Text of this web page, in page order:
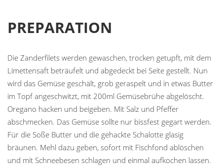
PREPARATION
Die Zanderfilets werden gewaschen, trocken getupft, mit dem
Limettensaft beträufelt und abgedeckt bei Seite gestellt. Nun
wird das Gemüse geschält, grob geraspelt und in etwas Butter
im Topf angeschwitzt, mit 200ml Gemüsebrühe abgelöscht.
Oregano hacken und beigeben. Mit Salz und Pfeffer
abschmecken. Das Gemüse sollte nur bissfest gegart werden.
Für die Soße Butter und die gehackte Schalotte glasig
bräunen. Mehl dazu geben, sofort mit Fischfond ablöschen
und mit Schneebesen schlagen und einmal aufkochen lassen.